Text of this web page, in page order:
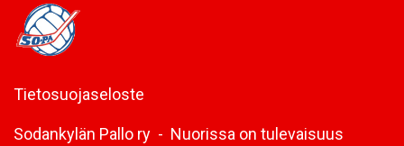
Tietosuojaseloste
Sodankylän Pallo ry - Nuorissa on tulevaisuus